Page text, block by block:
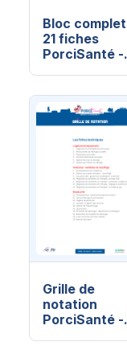
Bloc complet
21 fiches
PorciSanté -
Grille de
notation
PorciSanté -